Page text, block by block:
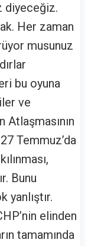
diyeceğiz.
Her zaman
musunuz
bu oyuna
ve
Atlaşmasının
Temmuz’da
Bunu
yanlıştır.
elinden
tamamında